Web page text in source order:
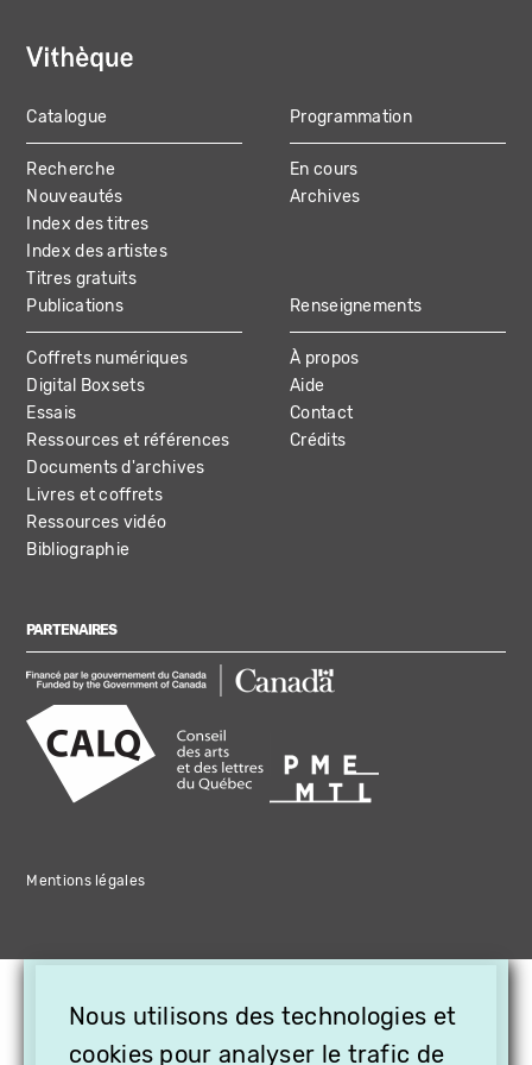
MAIN
NAVIGATION
Catalogue
Recherche
Nouveautés
Index des titres
Index des artistes
Titres gratuits
Programmation
En cours
Archives
Publications
Coffrets numériques
Digital Boxsets
Essais
Ressources et références
Documents d'archives
Livres et coffrets
Ressources vidéo
Bibliographie
Renseignements
À propos
Aide
Contact
Crédits
PARTENAIRES
Mentions légales
Nous utilisons des technologies et
cookies pour analyser le trafic de
OFFREZ LA VIDÉO EN